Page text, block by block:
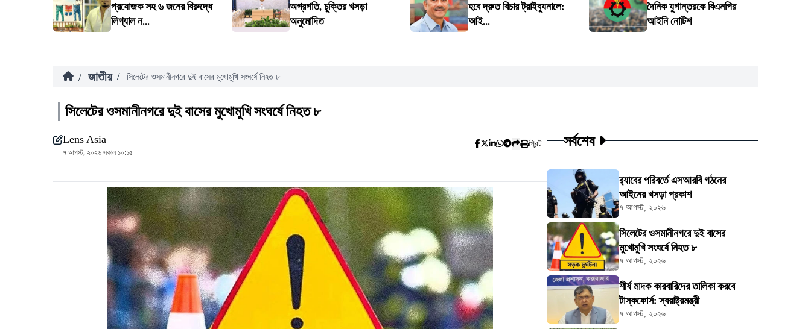
প্রযোজক সহ ৬ জনের বিরুদ্ধে
লিগ্যাল ন...
অগ্রগতি, চুক্তির খসড়া
অনুমোদিত
হবে দ্রুত বিচার ট্রাইব্যুনালে:
আই...
দৈনিক যুগান্তরকে বিএনপির
আইনি নোটিশ
/ জাতীয় / সিলেটের ওসমানীনগরে দুই বাসের মুখোমুখি সংঘর্ষে নিহত ৮
সিলেটের ওসমানীনগরে দুই বাসের মুখোমুখি সংঘর্ষে নিহত ৮
Lens Asia
৭ আগস্ট, ২০২৬ সকাল ১০:১৫
প্রিন্ট সর্বশেষ
র‍্যাবের পরিবর্তে এসআরবি গঠনের
আইনের খসড়া প্রকাশ
৭ আগস্ট, ২০২৬
সিলেটের ওসমানীনগরে দুই বাসের
মুখোমুখি সংঘর্ষে নিহত ৮
৭ আগস্ট, ২০২৬
শীর্ষ মাদক কারবারিদের তালিকা করবে
টাস্কফোর্স: স্বরাষ্ট্রমন্ত্রী
৭ আগস্ট, ২০২৬